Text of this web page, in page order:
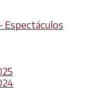
Espectáculos